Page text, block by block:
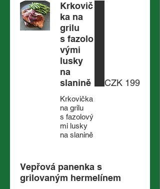
Krkovič
ka na
grilu
s fazolo
vými
lusky
na
slanině
Krkovička
na grilu
s fazolový
mi lusky
na slanině
CZK 199
Vepřová panenka s
grilovaným hermelínem